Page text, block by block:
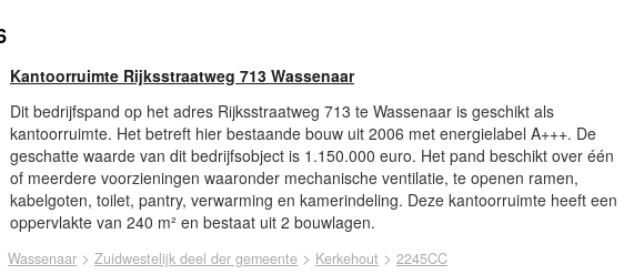
Kantoorruimte Rijksstraatweg 713 Wassenaar
Dit bedrijfspand op het adres Rijksstraatweg 713 te Wassenaar is geschikt als
kantoorruimte. Het betreft hier bestaande bouw uit 2006 met energielabel A+++. De
geschatte waarde van dit bedrijfsobject is 1.150.000 euro. Het pand beschikt over één
of meerdere voorzieningen waaronder mechanische ventilatie, te openen ramen,
kabelgoten, toilet, pantry, verwarming en kamerindeling. Deze kantoorruimte heeft een
oppervlakte van 240 m² en bestaat uit 2 bouwlagen.
Wassenaar > Zuidwestelijk deel der gemeente > Kerkehout > 2245CC